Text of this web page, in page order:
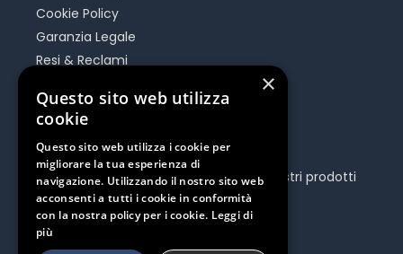
Cookie Policy
Garanzia Legale
Resi & Reclami
Be Social
Seguici e rimani aggiornato su tutti i nostri prodotti
e iniziative.
×
Questo sito web utilizza
cookie
Questo sito web utilizza i cookie per
migliorare la tua esperienza di
navigazione. Utilizzando il nostro sito web
acconsenti a tutti i cookie in conformità
con la nostra policy per i cookie. Leggi di
più